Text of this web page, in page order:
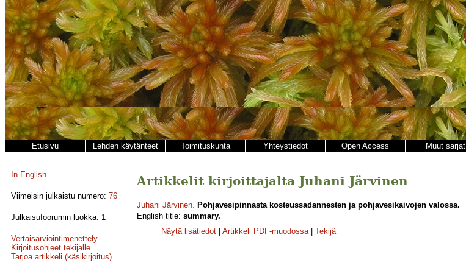
Etusivu Lehden käytänteet Toimituskunta Yhteystiedot Open Access Muut sarjat
In English
Viimeisin julkaistu numero: 76
Julkaisufoorumin luokka: 1
Vertaisarviointimenettely
Kirjoitusohjeet tekijälle
Tarjoa artikkeli (käsikirjoitus)
Artikkelit kirjoittajalta Juhani Järvinen
Juhani Järvinen. Pohjavesipinnasta kosteussadannesten ja pohjavesikaivojen valossa.
English title: summary.
Näytä lisätiedot
Artikkeli PDF-muodossa| Tekijä